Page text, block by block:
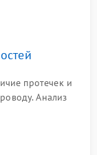
протечек и
Анализ
защиты